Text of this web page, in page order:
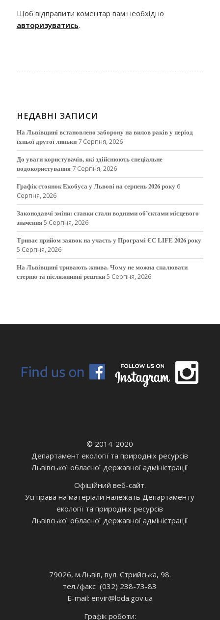
Щоб відправити коментар вам необхідно
авторизуватись.
НЕДАВНІ ЗАПИСИ
На Львівщині встановлено заборону на вилов раків у період
їхньої другої линьки 7 Серпня, 2026
До уваги користувачів, які здійснюють спеціальне
водокористування 7 Серпня, 2026
Графік стоянок Екобуса у Львові на серпень 2026 року 6
Серпня, 2026
Законодавчі зміни: ставки стали водними об’єктами місцевого
значення5 Серпня, 2026
Триває прийом заявок на участь у Програмі ЄС LIFE 2026 року
5 Серпня, 2026
На Львівщині тривають жнива. Чому не можна спалювати
стерню та післяжнивні рештки5 Серпня, 2026
© 2014-2020
Департамент екології та природніх ресурсів
Львівської обласної державної адміністрації
Офіційний веб-сайт.
Усі права на матеріали належать Департаменту
екології та природніх ресурсів
Львівської обласної державної адміністрації
79026, м.Львів, вул. Стрийська, 98.
тел./факс (032) 238-73-83
E-mail: envir@loda.gov.ua
Графік роботи: